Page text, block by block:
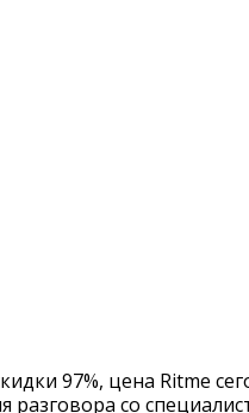
97%, цена Ritme
разговора со